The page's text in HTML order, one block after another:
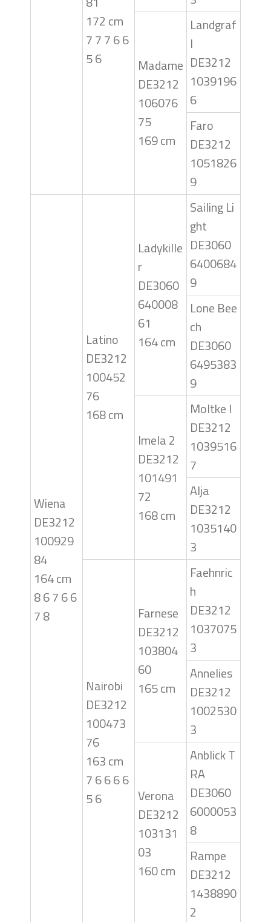
172 cm
7 7 7 6 6
5 6
Madame
DE3212
106076
75
169 cm
Landgraf
I
DE3212
1039196
6
Faro
DE3212
1051826
9
Wiena
DE3212
100929
84
164 cm
8 6 7 6 6
7 8
Latino
DE3212
100452
76
168 cm
Ladykille
r
DE3060
640008
61
164 cm
Sailing Li
ght
DE3060
6400684
9
Lone Bee
ch
DE3060
6495383
9
Imela 2
DE3212
101491
72
168 cm
Moltke I
DE3212
1039516
7
Alja
DE3212
1035140
3
Nairobi
DE3212
100473
76
163 cm
7 6 6 6 6
5 6
Farnese
DE3212
103804
60
165 cm
Faehnric
h
DE3212
1037075
3
Annelies
DE3212
1002530
3
Verona
DE3212
103131
03
160 cm
Anblick T
RA
DE3060
6000053
8
Rampe
DE3212
1438890
2